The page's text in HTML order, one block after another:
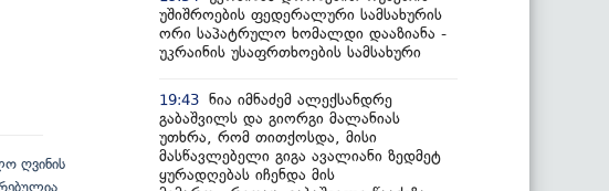
ღვინის
უშიშროების ფედერალური სამსახურის
ორი საპატრულო ხომალდი დააზიანა -
უკრაინის უსაფრთხოების სამსახური
19:43 ნია იმნაძემ ალექსანდრე
გაბაშვილს და გიორგი მალანიას
უთხრა, რომ თითქოსდა, მისი
მასწავლებელი გიგა ავალიანი ზედმეტ
ყურადღებას იჩენდა მის